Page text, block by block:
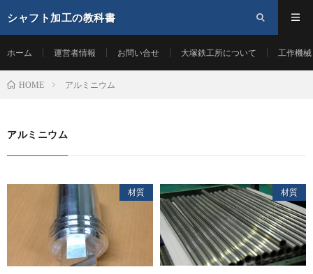
シャフト加工の教科書
ホーム 運営者情報 お問い合せ 大塚鉄工所について 工作機
HOME アルミニウム
アルミニウム
材質 材質